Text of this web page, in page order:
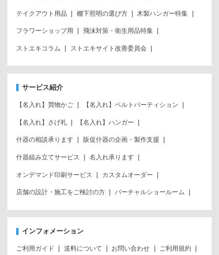
テイクアウト用品 棚下照明の選び方 木製ハンガー特集
フラワーショップ用 飛沫対策・衛生用品特集
ストエキコラム ストエキサイト改善委員会
サービス紹介
【名入れ】買物かご 【名入れ】ベルトパーティション
【名入れ】さげ札 【名入れ】ハンガー
什器の相談承ります 販促什器の企画・製作支援
什器組み立てサービス 名入れ承ります
オンデマンド印刷サービス カスタムオーダー
店舗の設計・施工をご検討の方 バーチャルショールーム
インフォメーション
ご利用ガイド 送料について お問い合わせ ご利用規約